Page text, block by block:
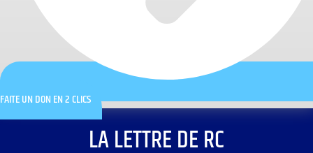
FAITE UN DON EN 2 CLICS
LA LETTRE DE RC